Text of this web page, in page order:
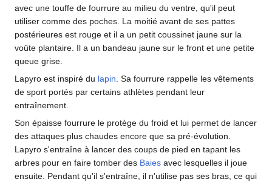
avec une touffe de fourrure au milieu du ventre, qu'il peut
utiliser comme des poches. La moitié avant de ses pattes
postérieures est rouge et il a un petit coussinet jaune sur la
voûte plantaire. Il a un bandeau jaune sur le front et une petite
queue grise.
Lapyro est inspiré du lapin . Sa fourrure rappelle les vêtements
de sport portés par certains athlètes pendant leur
entraînement.
Son épaisse fourrure le protège du froid et lui permet de lancer
des attaques plus chaudes encore que sa pré-évolution.
Lapyro s'entraîne à lancer des coups de pied en tapant les
arbres pour en faire tomber des Baies avec lesquelles il joue
ensuite. Pendant qu'il s'entraîne, il n'utilise pas ses bras, ce qui